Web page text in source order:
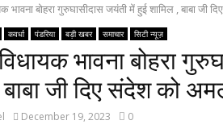
भावना बोहरा गुरुघासीदास जयंती में हुई शामिल , बाबा
कवर्धा पंडरिया बड़ी खबर समाचार सिटी न्यूज़
भावना बोहरा
बाबा जी दिए संदेश को
December 19, 2023 0